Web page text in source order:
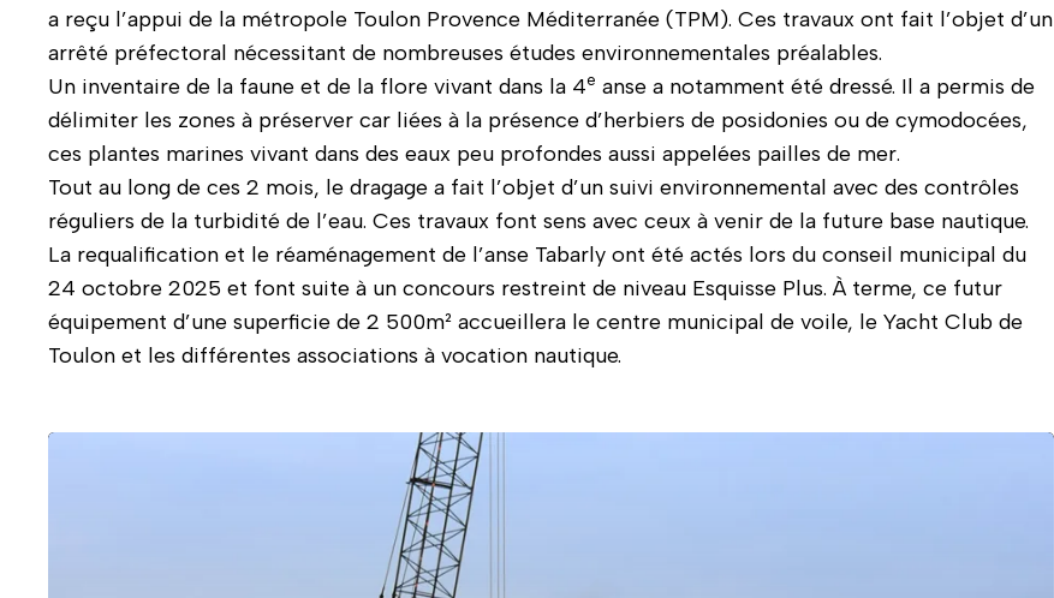
a reçu l’appui de la métropole Toulon Provence Méditerranée (TPM). Ces travaux ont fait l’objet d’un
arrêté préfectoral nécessitant de nombreuses études environnementales préalables.
Un inventaire de la faune et de la flore vivant dans la 4e anse a notamment été dressé. Il a permis de
délimiter les zones à préserver car liées à la présence d’herbiers de posidonies ou de cymodocées,
ces plantes marines vivant dans des eaux peu profondes aussi appelées pailles de mer.
Tout au long de ces 2 mois, le dragage a fait l’objet d’un suivi environnemental avec des contrôles
réguliers de la turbidité de l’eau. Ces travaux font sens avec ceux à venir de la future base nautique.
La requalification et le réaménagement de l’anse Tabarly ont été actés lors du conseil municipal du
24 octobre 2025 et font suite à un concours restreint de niveau Esquisse Plus. À terme, ce futur
équipement d’une superficie de 2 500m² accueillera le centre municipal de voile, le Yacht Club de
Toulon et les différentes associations à vocation nautique.